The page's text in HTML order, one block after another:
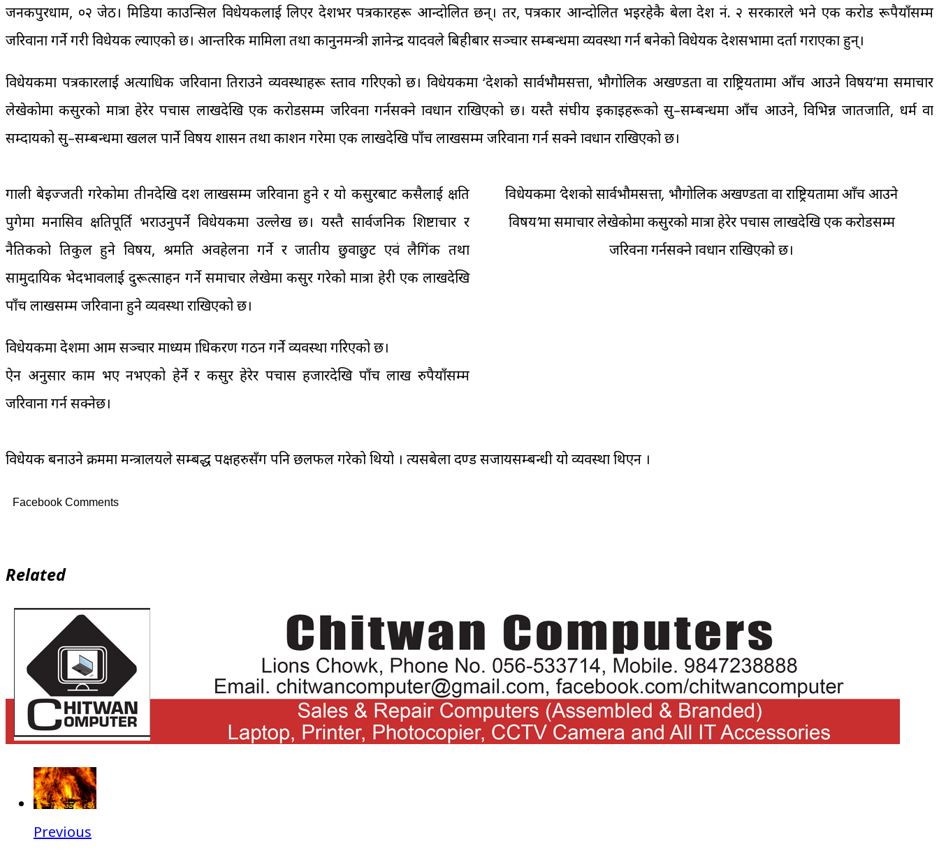
जनकपुरधाम, ०२ जेठ। मिडिया काउन्सिल विधेयकलाई लिएर देशभर पत्रकारहरू आन्दोलित छन्। तर, पत्रकार आन्दोलित भइरहेकै बेला प्रदेश नं. २ सरकारले भने एक करोड रूपैयाँसम्म
जरिवाना गर्ने गरी विधेयक ल्याएको छ। आन्तरिक मामिला तथा कानुनमन्त्री ज्ञानेन्द्र यादवले बिहीबार सञ्चार सम्बन्धमा व्यवस्था गर्न बनेको विधेयक प्रदेशसभामा दर्ता गराएका हुन्।
विधेयकमा पत्रकारलाई अत्याधिक जरिवाना तिराउने व्यवस्थाहरू प्रस्ताव गरिएको छ। विधेयकमा ‘प्रदेशको सार्वभौमसत्ता, भौगोलिक अखण्डता वा राष्ट्रियतामा आँच आउने विषय’मा समाचार
लेखेकोमा कसुरको मात्रा हेरेर पचास लाखदेखि एक करोडसम्म जरिवना गर्नसक्ने प्रावधान राखिएको छ। यस्तै संघीय इकाइहरूको सु–सम्बन्धमा आँच आउने, विभिन्न जातजाति, धर्म वा
सम्प्रदायको सु–सम्बन्धमा खलल पार्ने विषय प्रशासन तथा प्रकाशन गरेमा एक लाखदेखि पाँच लाखसम्म जरिवाना गर्न सक्ने प्रावधान राखिएको छ।
गाली बेइज्जती गरेकोमा तीनदेखि दश लाखसम्म जरिवाना हुने र यो कसुरबाट कसैलाई क्षति
पुगेमा मनासिव क्षतिपूर्ति भराउनुपर्ने विधेयकमा उल्लेख छ। यस्तै सार्वजनिक शिष्टाचार र
नैतिकको प्रतिकुल हुने विषय, श्रमप्रति अवहेलना गर्ने र जातीय छुवाछुट एवं लैगिंक तथा
सामुदायिक भेदभावलाई दुरूत्साहन गर्ने समाचार लेखेमा कसुर गरेको मात्रा हेरी एक लाखदेखि
पाँच लाखसम्म जरिवाना हुने व्यवस्था राखिएको छ।
विधेयकमा प्रदेशमा आम सञ्चार माध्यम प्राधिकरण गठन गर्ने व्यवस्था गरिएको छ।
ऐन अनुसार काम भए नभएको हेर्ने र कसुर हेरेर पचास हजारदेखि पाँच लाख रुपैयाँसम्म
जरिवाना गर्न सक्नेछ।
विधेयकमा ‘प्रदेशको सार्वभौमसत्ता, भौगोलिक अखण्डता वा राष्ट्रियतामा आँच आउने
विषय’मा समाचार लेखेकोमा कसुरको मात्रा हेरेर पचास लाखदेखि एक करोडसम्म
जरिवना गर्नसक्ने प्रावधान राखिएको छ।
विधेयक बनाउने क्रममा मन्त्रालयले सम्बद्ध पक्षहरुसँग पनि छलफल गरेको थियो । त्यसबेला दण्ड सजायसम्बन्धी यो व्यवस्था थिएन ।
Facebook Comments
Related
Previous